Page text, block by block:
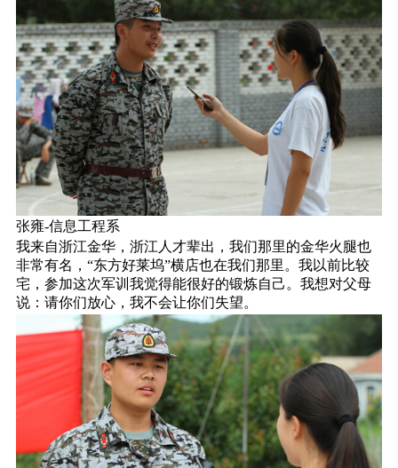
张雍-信息工程系
我来自浙江金华，浙江人才辈出，我们那里的金华火腿也
非常有名，“东方好莱坞”横店也在我们那里。我以前比较
宅，参加这次军训我觉得能很好的锻炼自己。我想对父母
说：请你们放心，我不会让你们失望。